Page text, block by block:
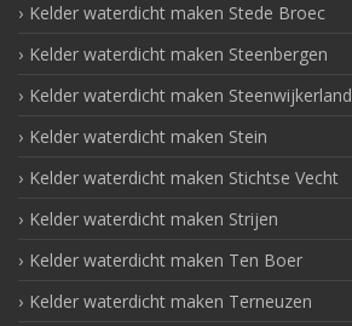
Kelder waterdicht maken Stede Broec
Kelder waterdicht maken Steenbergen
Kelder waterdicht maken Steenwijkerland
Kelder waterdicht maken Stein
Kelder waterdicht maken Stichtse Vecht
Kelder waterdicht maken Strijen
Kelder waterdicht maken Ten Boer
Kelder waterdicht maken Terneuzen